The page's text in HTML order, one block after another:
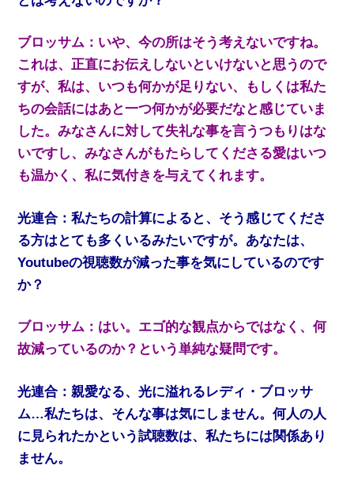
ブロッサム：いや、今の所はそう考えないですね。
これは、正直にお伝えしないといけないと思うので
すが、私は、いつも何かが足りない、もしくは私た
ちの会話にはあと一つ何かが必要だなと感じていま
した。みなさんに対して失礼な事を言うつもりはな
いですし、みなさんがもたらしてくださる愛はいつ
も温かく、私に気付きを与えてくれます。
光連合：私たちの計算によると、そう感じてくださ
る方はとても多くいるみたいですが。あなたは、
Youtubeの視聴数が減った事を気にしているのです
か？
ブロッサム：はい。エゴ的な観点からではなく、何
故減っているのか？という単純な疑問です。
光連合：親愛なる、光に溢れるレディ・ブロッサ
ム…私たちは、そんな事は気にしません。何人の人
に見られたかという試聴数は、私たちには関係あり
ません。